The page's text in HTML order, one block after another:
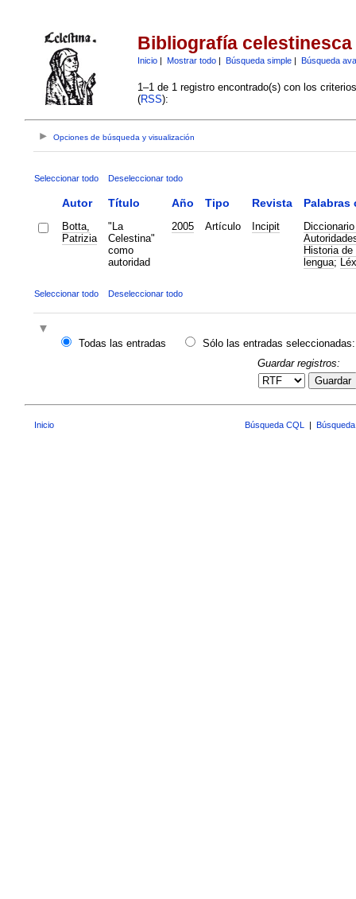
Bibliografía celestinesca
Inicio| Mostrar todo| Búsqueda simple| Búsqueda
1–1 de 1 registro encontrado(s) con los
(RSS):
Opciones de búsqueda y visualización
Seleccionar todo Deseleccionar todo
Autor Título Año Tipo Revista Palabras
Botta,
Patrizia
"La
Celestina"
como
autoridad
2005 Artículo Incipit
Historia de
lengua;
Seleccionar todo Deseleccionar todo
Todas las entradas
Sólo las entradas seleccionadas:
Guardar registros:
Guardar
Inicio Búsqueda CQL